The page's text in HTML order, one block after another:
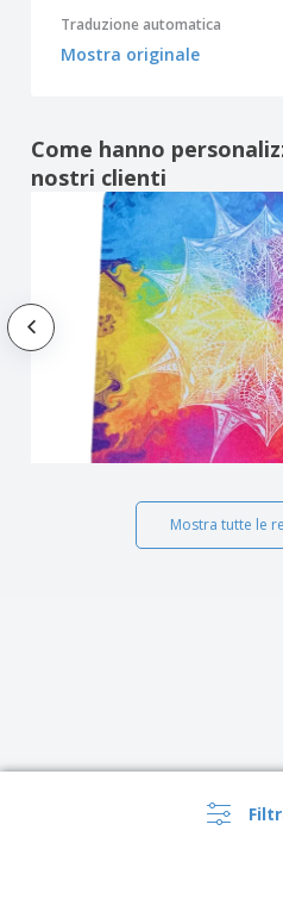
Traduzione automatica
Mostra originale
Come hanno
nostri clienti
Mostra tutte le